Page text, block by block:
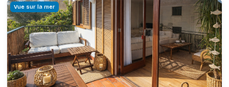
Vue sur la mer